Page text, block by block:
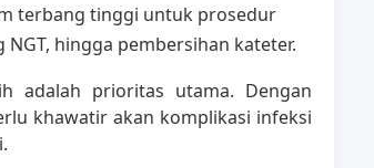
terbang tinggi untuk prosedur
hingga pembersihan kateter.
adalah prioritas utama. Dengan
khawatir akan komplikasi infeksi